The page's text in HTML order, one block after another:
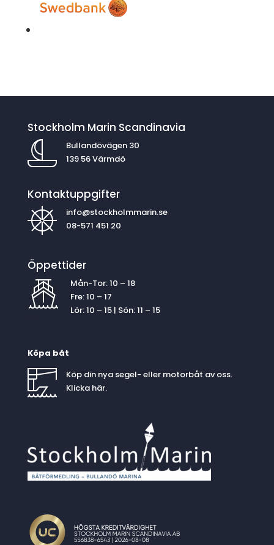
Stockholm Marin Scandinavia
Bullandövägen 30
139 56 Värmdö
Kontaktuppgifter
info@stockholmmarin.se
08-571 451 20
Öppettider
Mån-Tor: 10 – 18
Fre: 10 – 17
Lör: 10 – 15 | Sön: 11 – 15
Köpa båt
Köp din nya segel- eller motorbåt av oss.
Klicka här.